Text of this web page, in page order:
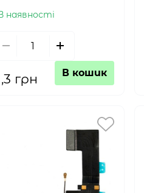
наявності
грн В кошик